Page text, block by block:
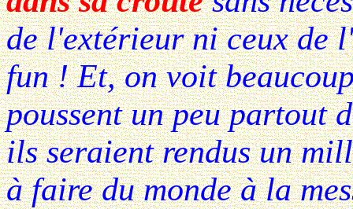
de l'extérieur ni ceux de
fun ! Et, on voit
poussent un peu partout
ils seraient rendus un
à faire du monde à la